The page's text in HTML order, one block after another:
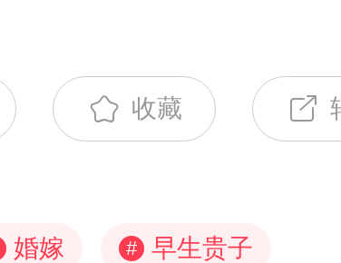
收藏
婚嫁 # 早生贵子